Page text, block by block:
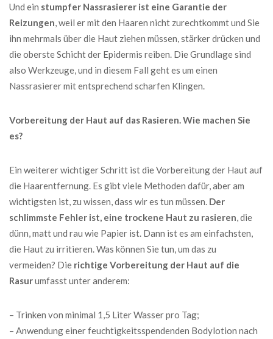
Und ein stumpfer Nassrasierer ist eine Garantie der
Reizungen, weil er mit den Haaren nicht zurechtkommt und Sie
ihn mehrmals über die Haut ziehen müssen, stärker drücken und
die oberste Schicht der Epidermis reiben. Die Grundlage sind
also Werkzeuge, und in diesem Fall geht es um einen
Nassrasierer mit entsprechend scharfen Klingen.
Vorbereitung der Haut auf das Rasieren. Wie machen Sie
es?
Ein weiterer wichtiger Schritt ist die Vorbereitung der Haut auf
die Haarentfernung. Es gibt viele Methoden dafür, aber am
wichtigsten ist, zu wissen, dass wir es tun müssen. Der
schlimmste Fehler ist, eine trockene Haut zu rasieren, die
dünn, matt und rau wie Papier ist. Dann ist es am einfachsten,
die Haut zu irritieren. Was können Sie tun, um das zu
vermeiden? Die richtige Vorbereitung der Haut auf die
Rasurumfasst unter anderem:
– Trinken von minimal 1,5 Liter Wasser pro Tag;
– Anwendung einer feuchtigkeitsspendenden Bodylotion nach